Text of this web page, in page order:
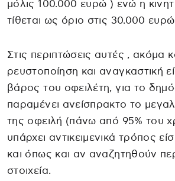
μόλις 100.000 ευρώ ) ενώ η
τίθεται ως όριο στις 30.000
Στις περιπτώσεις αυτές , ακόμα
ρευστοποίηση και αναγκαστική
βάρος του οφειλέτη, για το
παραμένει ανείσπρακτο το
της οφειλή (πάνω από 95% του
υπάρχει αντικειμενικά τρόπος
και όπως και αν αναζητηθούν
στοιχεία.